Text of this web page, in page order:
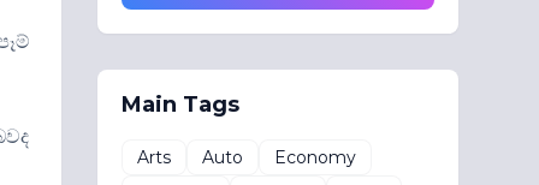
Main Tags
Arts Auto
Economy